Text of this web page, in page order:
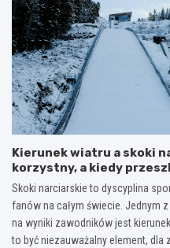
Kierunek wiatru a skoki
korzystny, a kiedy
Skoki narciarskie to dyscyplina
fanów na całym świecie. Jednym
na wyniki zawodników jest
to być niezauważalny element,